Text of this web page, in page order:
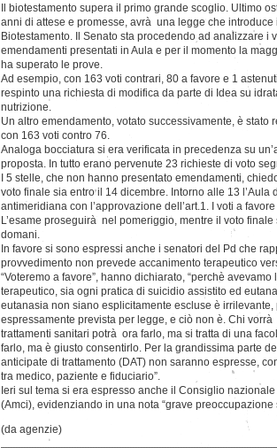
Il biotestamento supera il primo grande scoglio. Ultimo
anni di attese e promesse, avrà una legge che introduce il
Biotestamento. Il Senato sta procedendo ad analizzare i
emendamenti presentati in Aula e per il momento la
ha superato le prove.
Ad esempio, con 163 voti contrari, 80 a favore e 1
respinto una richiesta di modifica da parte di Idea su
nutrizione.
Un altro emendamento, votato successivamente, è stato
con 163 voti contro 76.
Analoga bocciatura si era verificata in precedenza su
proposta. In tutto erano pervenute 23 richieste di voto
I 5 stelle, che non hanno presentato emendamenti,
voto finale sia entro il 14 dicembre. Intorno alle 13 l’Aula
antimeridiana con l’approvazione dell’art.1. I voti a
L’esame proseguirà nel pomeriggio, mentre il voto
domani.
In favore si sono espressi anche i senatori del Pd che
provvedimento non prevede accanimento terapeutico
“Voteremo a favore”, hanno dichiarato, “perchè
terapeutico, sia ogni pratica di suicidio assistito ed
eutanasia non siano esplicitamente escluse è
espressamente prevista per legge, e ciò non è. Chi
trattamenti sanitari potrà ora farlo, ma si tratta di una
farlo, ma è giusto consentirlo. Per la grandissima parte
anticipate di trattamento (DAT) non saranno espresse,
tra medico, paziente e fiduciario”.
Ieri sul tema si era espresso anche il Consiglio
(Amci), evidenziando in una nota “grave
(da agenzie)